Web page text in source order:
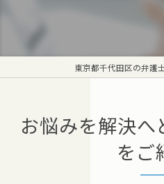
東京都千代田区の弁護
お悩みを解決
をご